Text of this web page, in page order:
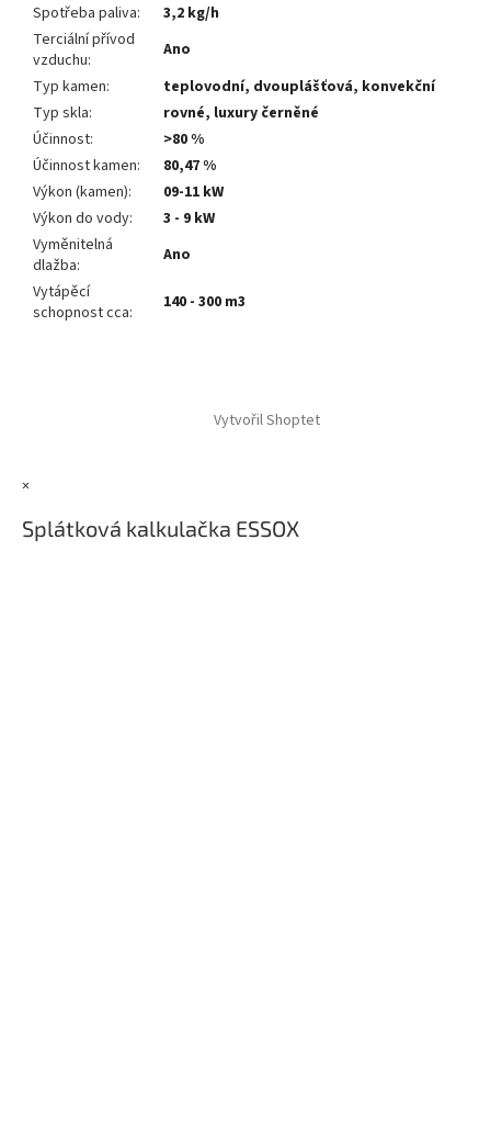
Spotřeba paliva:
3,2 kg/h
Terciální přívod
vzduchu:
Ano
Typ kamen:
teplovodní, dvouplášťová, konvekční
Typ skla:
rovné, luxury černěné
Účinnost:
>80 %
Účinnost kamen:
80,47 %
Výkon (kamen):
09-11 kW
Výkon do vody:
3 - 9 kW
Vyměnitelná
dlažba:
Ano
Vytápěcí
schopnost cca: 140 - 300 m3
Vytvořil Shoptet
×
Splátková kalkulačka ESSOX